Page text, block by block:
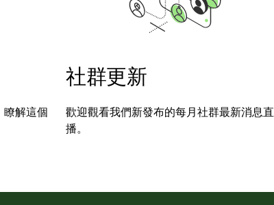
瞭解這個
社群更新
歡迎觀看我們新發布的每月社群最新消息直
播。